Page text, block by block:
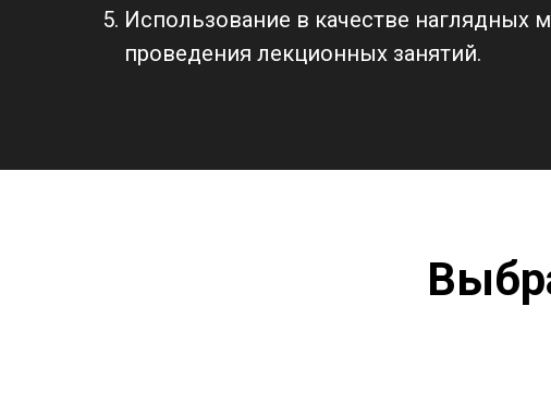
Использование в качестве наглядных
проведения лекционных занятий.